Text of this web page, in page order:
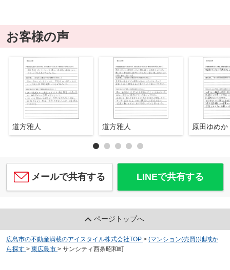
お客様の声
道方雅人 道方雅人 原田ゆめか
メールで共有する LINEで共有する
ページトップへ
広島市の不動産満載のアイスタイル株式会社TOP > (マンション(売買))地域か
ら探す > 東広島市 > サンシティ西条昭和町